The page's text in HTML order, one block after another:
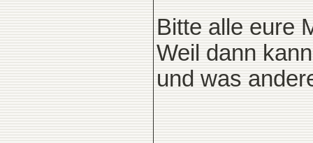
Bitte alle eure
Weil dann
und was